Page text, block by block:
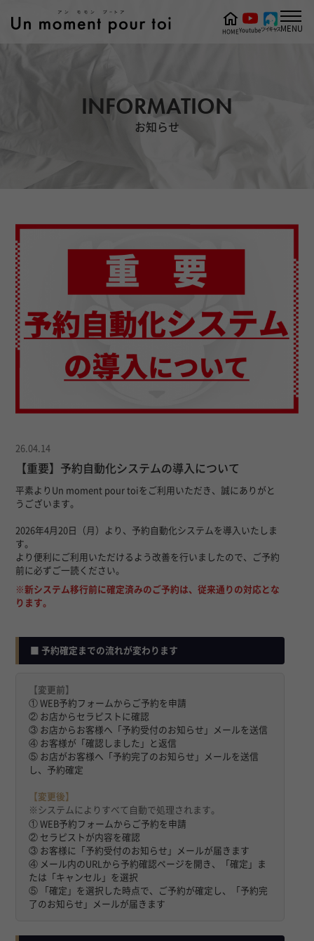
INFORMATION
お知らせ
HOMEYoutubeツイキャスMENU
26.04.14
【重要】予約自動化システムの導入について
平素よりUn moment pour toiをご利用いただき、誠にありがと
うございます。
2026年4月20日（月）より、予約自動化システムを導入いたしま
す。
より便利にご利用いただけるよう改善を行いましたので、ご予約
前に必ずご一読ください。
※新システム移行前に確定済みのご予約は、従来通りの対応とな
ります。
■ 予約確定までの流れが変わります
【変更前】
① WEB予約フォームからご予約を申請
② お店からセラピストに確認
③ お店からお客様へ「予約受付のお知らせ」メールを送信
④ お客様が「確認しました」と返信
⑤ お店がお客様へ「予約完了のお知らせ」メールを送信
し、予約確定
【変更後】
※システムによりすべて自動で処理されます。
① WEB予約フォームからご予約を申請
② セラピストが内容を確認
③ お客様に「予約受付のお知らせ」メールが届きます
④ メール内のURLから予約確認ページを開き、「確定」ま
たは「キャンセル」を選択
⑤ 「確定」を選択した時点で、ご予約が確定し、「予約完
了のお知らせ」メールが届きます